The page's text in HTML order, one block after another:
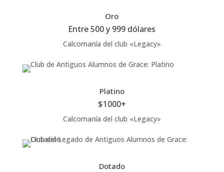
Oro
Entre 500 y 999 dólares
Calcomanía del club «Legacy»
Platino
$1000+
Calcomanía del club «Legacy»
Dotado